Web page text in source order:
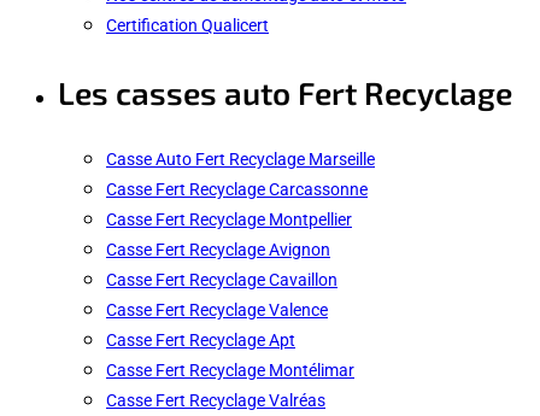
Certification Qualicert
Les casses auto Fert Recyclage
Casse Auto Fert Recyclage Marseille
Casse Fert Recyclage Carcassonne
Casse Fert Recyclage Montpellier
Casse Fert Recyclage Avignon
Casse Fert Recyclage Cavaillon
Casse Fert Recyclage Valence
Casse Fert Recyclage Apt
Casse Fert Recyclage Montélimar
Casse Fert Recyclage Valréas